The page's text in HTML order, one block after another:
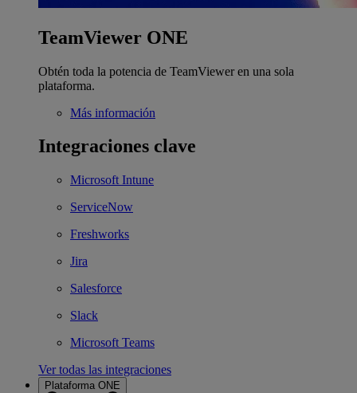
TeamViewer ONE
Obtén toda la potencia de TeamViewer en una sola
plataforma.
Más información
Integraciones clave
Microsoft Intune
ServiceNow
Freshworks
Jira
Salesforce
Slack
Microsoft Teams
Ver todas las integraciones
Plataforma ONE